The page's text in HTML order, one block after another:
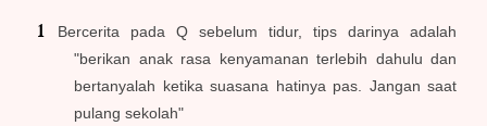
Bercerita pada Q sebelum tidur, tips darinya adalah
"berikan anak rasa kenyamanan terlebih dahulu dan
bertanyalah ketika suasana hatinya pas. Jangan saat
pulang sekolah"